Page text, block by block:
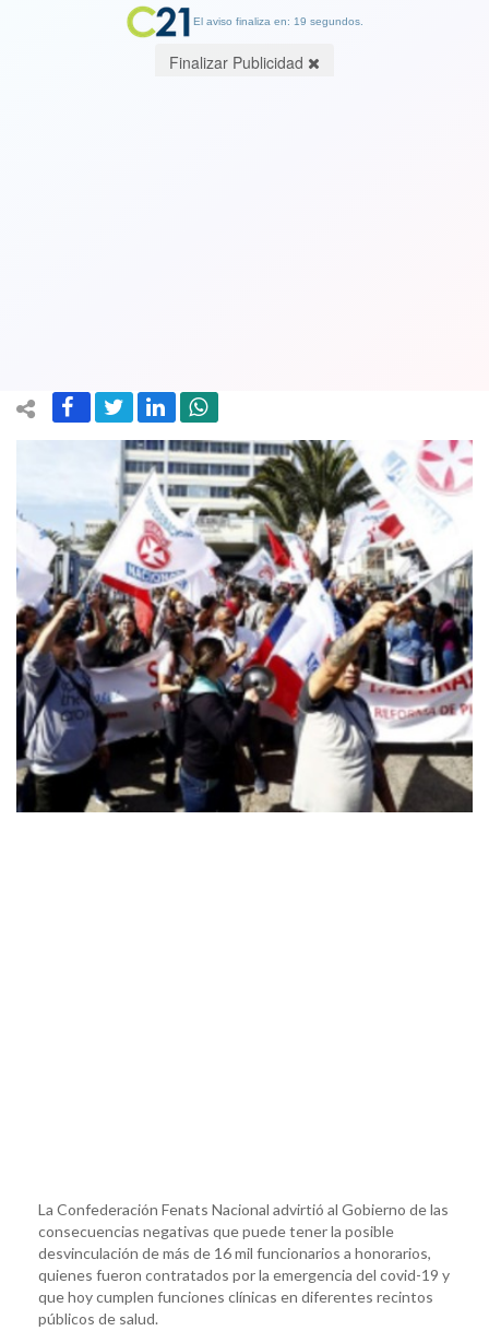
La Confederación Fenats Nacional advirtió al Gobierno de las
consecuencias negativas que puede tener la posible
desvinculación de más de 16 mil funcionarios a honorarios,
quienes fueron contratados por la emergencia del covid-19 y
que hoy cumplen funciones clínicas en diferentes recintos
públicos de salud.
El aviso finaliza en: 19 segundos.
Finalizar Publicidad